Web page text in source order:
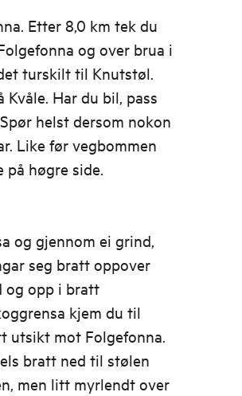
Etter 8,0 km tek du
og over brua i
turskilt til Knutstøl.
Har du bil, pass
helst dersom nokon
Like før vegbommen
på høgre side.
og gjennom ei grind,
seg bratt oppover
og opp i bratt
kjem du til
utsikt mot Folgefonna.
bratt ned til stølen
men litt myrlendt over